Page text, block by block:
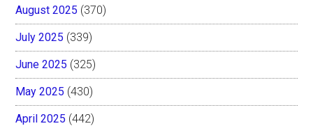
August 2025 (370)
July 2025 (339)
June 2025 (325)
May 2025 (430)
April 2025 (442)